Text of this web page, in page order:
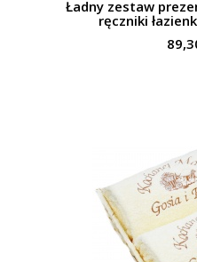
Ładny zestaw
ręczniki